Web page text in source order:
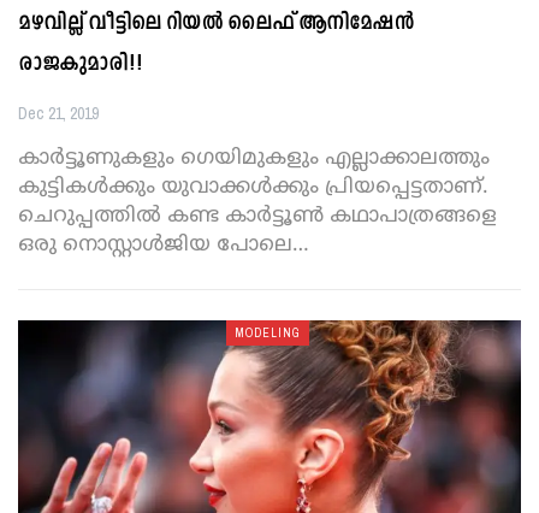
മഴവില്ല് വീട്ടിലെ റിയല്‍ ലൈഫ് ആനിമേഷന്‍
രാജകുമാരി!!
Dec 21, 2019
കാര്‍ട്ടൂണുകളും ഗെയിമുകളും എല്ലാക്കാലത്തും
കുട്ടികള്‍ക്കും യുവാക്കള്‍ക്കും പ്രിയപ്പെട്ടതാണ്.
ചെറുപ്പത്തില്‍ കണ്ട കാര്‍ട്ടൂണ്‍ കഥാപാത്രങ്ങളെ
ഒരു നൊസ്റ്റാള്‍ജിയ പോലെ…
MODELING